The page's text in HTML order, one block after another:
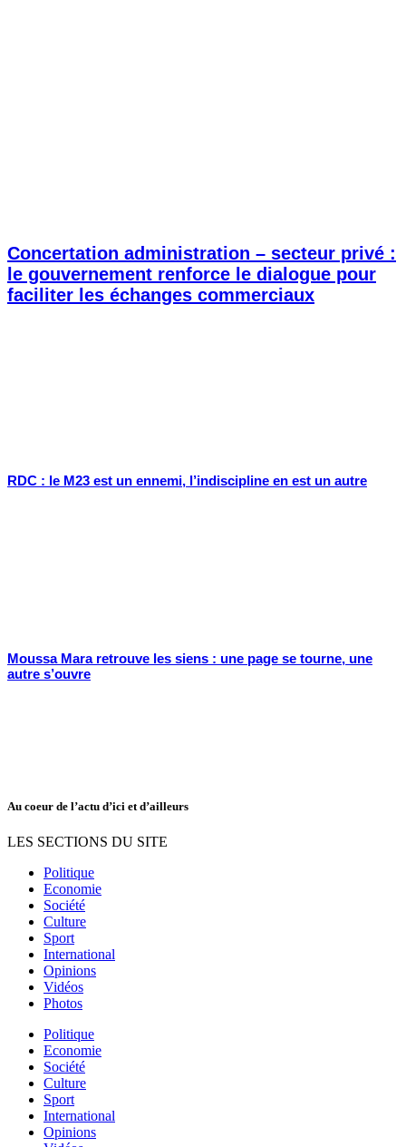
Concertation administration – secteur privé :
le gouvernement renforce le dialogue pour
faciliter les échanges commerciaux
RDC : le M23 est un ennemi, l’indiscipline en est un autre
Moussa Mara retrouve les siens : une page se tourne, une
autre s’ouvre
Au coeur de l’actu d’ici et d’ailleurs
LES SECTIONS DU SITE
Politique
Economie
Société
Culture
Sport
International
Opinions
Vidéos
Photos
Politique
Economie
Société
Culture
Sport
International
Opinions